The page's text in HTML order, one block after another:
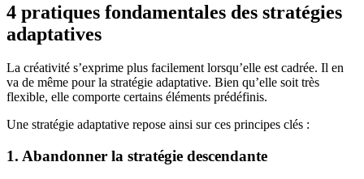
4 pratiques fondamentales des stratégies
adaptatives
La créativité s’exprime plus facilement lorsqu’elle est cadrée. Il en
va de même pour la stratégie adaptative. Bien qu’elle soit très
flexible, elle comporte certains éléments prédéfinis.
Une stratégie adaptative repose ainsi sur ces principes clés :
1. Abandonner la stratégie descendante